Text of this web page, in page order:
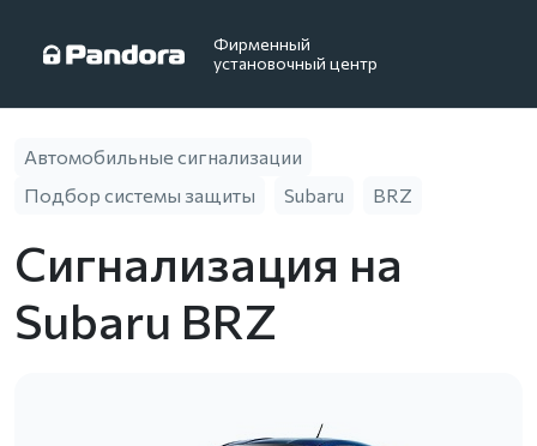
Фирменный
установочный центр
Автомобильные сигнализации
Подбор системы защиты
Subaru BRZ
Сигнализация на
Subaru BRZ